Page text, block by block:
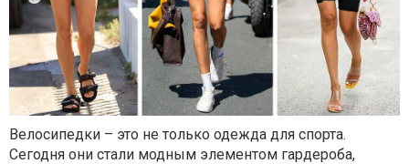
Велосипедки – это не только одежда для спорта.
Сегодня они стали модным элементом гардероба,